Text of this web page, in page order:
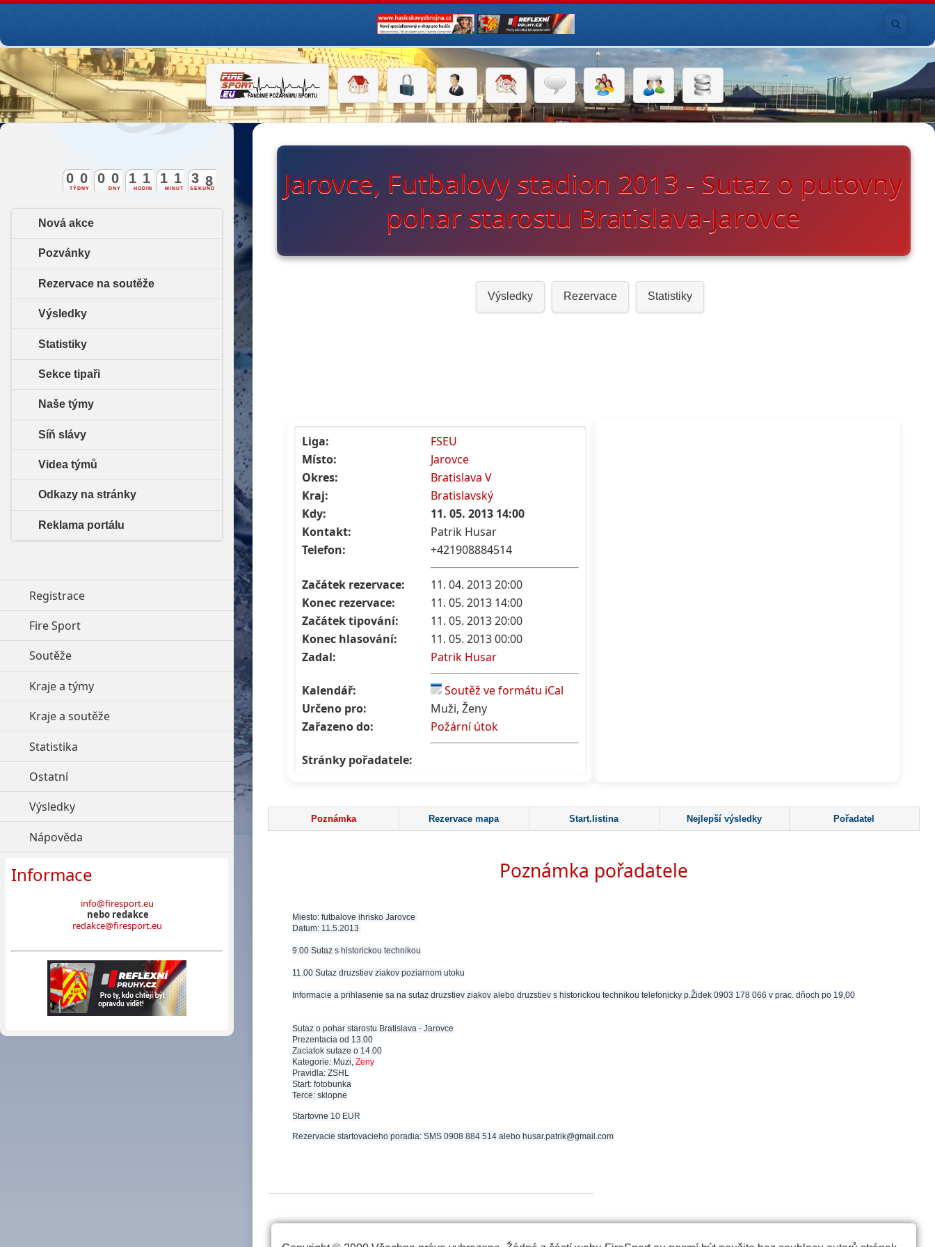
Jarovce, Futbalovy stadion 2013 - Sutaz o putovny
pohar starostu Bratislava-Jarovce
Výsledky Rezervace Statistiky
Liga:
FSEU
Místo:
Jarovce
Okres:
Bratislava V
Kraj:
Bratislavský
Kdy:
11. 05. 2013 14:00
Kontakt:
Patrik Husar
Telefon:
+421908884514
Začátek rezervace:
11. 04. 2013 20:00
Konec rezervace:
11. 05. 2013 14:00
Začátek tipování:
11. 05. 2013 20:00
Konec hlasování:
11. 05. 2013 00:00
Zadal:
Patrik Husar
Kalendář:
Soutěž ve formátu iCal
Určeno pro:
Muži, Ženy
Zařazeno do:
Požární útok
Stránky pořadatele:
Poznámka Rezervace mapa Start.listina Nejlepší výsledky Pořadatel
Poznámka pořadatele
Miesto: futbalove ihrisko Jarovce
Datum: 11.5.2013
9.00 Sutaz s historickou technikou
11.00 Sutaz druzstiev ziakov poziarnom utoku
Informacie a prihlasenie sa na sutaz druzstiev ziakov alebo druzstiev s historickou technikou telefonicky p.Židek 0903 178 066 v prac. dňoch po 19,00
Sutaz o pohar starostu Bratislava - Jarovce
Prezentacia od 13.00
Zaciatok sutaze o 14.00
Kategorie: Muzi,Zeny
Pravidla: ZSHL
Start: fotobunka
Terce: sklopne
Startovne 10 EUR
Rezervacie startovacieho poradia: SMS 0908 884 514 alebo husar.patrik@gmail.com
TÝDNY
0 0
DNY
0 0
HODIN
1 1
MINUT
1 1
SEKUND
3 7
Nová akce
Pozvánky
Rezervace na soutěže
Výsledky
Statistiky
Sekce tipaři
Naše týmy
Síň slávy
Videa týmů
Odkazy na stránky
Reklama portálu
Registrace
Fire Sport
Soutěže
Kraje a týmy
Kraje a soutěže click to expand contents
Statistika
Ostatníclick to expand contents
Výsledky
Nápověda
Informace
info@firesport.eu
nebo redakce
redakce@firesport.eu